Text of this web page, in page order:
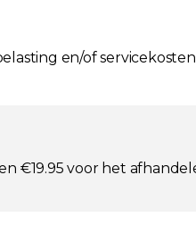
en/of
€19.95 voor het